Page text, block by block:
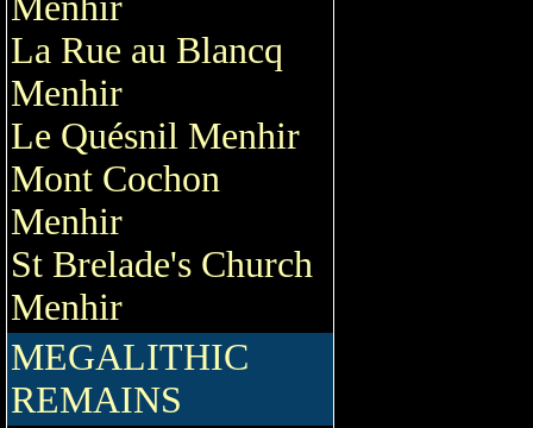
La Rue au Blancq
Menhir
Le Quésnil Menhir
Mont Cochon
Menhir
St Brelade's Church
Menhir
MEGALITHIC
REMAINS